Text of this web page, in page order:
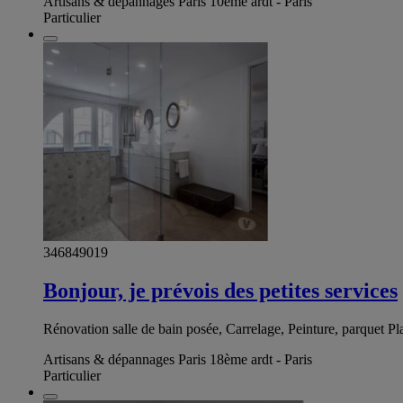
Particulier
346849019
Bonjour, je prévois des petites services
Rénovation salle de bain posée, Carrelage, Peinture, parquet
Artisans & dépannages Paris 18ème ardt - Paris
Particulier